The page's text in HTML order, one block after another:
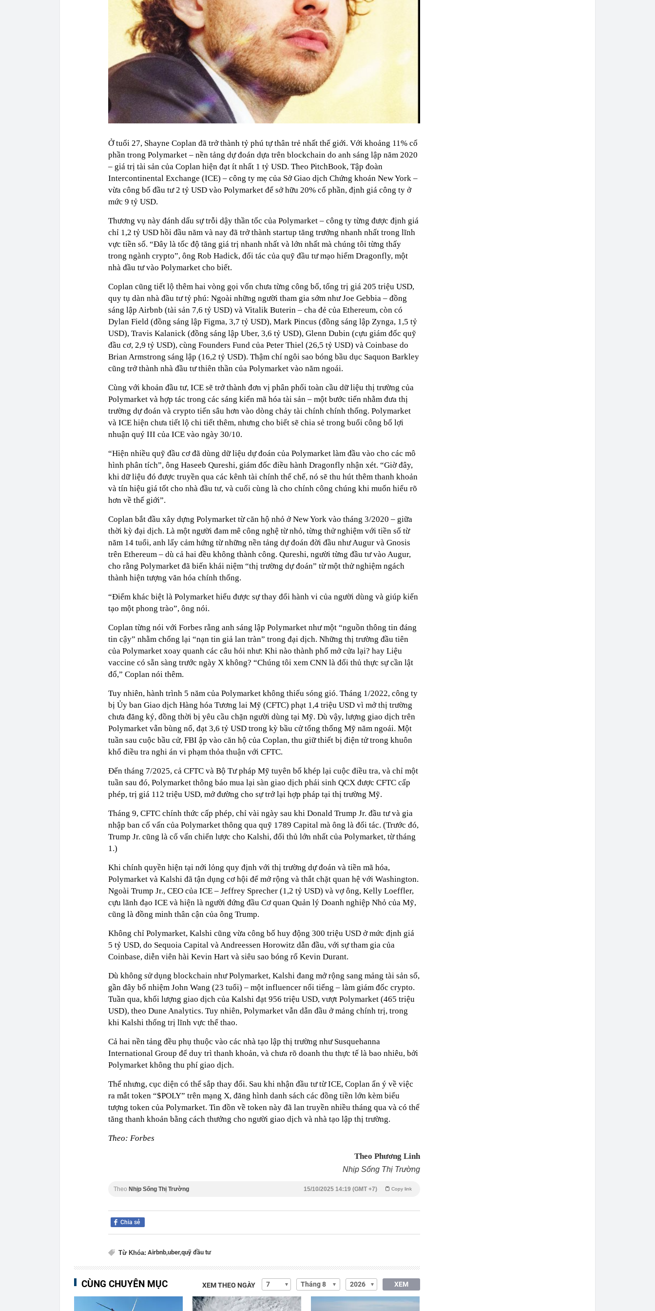
Ở tuổi 27, Shayne Coplan đã trở thành tỷ phú tự thân trẻ nhất thế giới. Với khoảng 11% cổ
phần trong Polymarket – nền tảng dự đoán dựa trên blockchain do anh sáng lập năm 2020
– giá trị tài sản của Coplan hiện đạt ít nhất 1 tỷ USD. Theo PitchBook, Tập đoàn
Intercontinental Exchange (ICE) – công ty mẹ của Sở Giao dịch Chứng khoán New York –
vừa công bố đầu tư 2 tỷ USD vào Polymarket để sở hữu 20% cổ phần, định giá công ty ở
mức 9 tỷ USD.
Thương vụ này đánh dấu sự trỗi dậy thần tốc của Polymarket – công ty từng được định giá
chỉ 1,2 tỷ USD hồi đầu năm và nay đã trở thành startup tăng trưởng nhanh nhất trong lĩnh
vực tiền số. “Đây là tốc độ tăng giá trị nhanh nhất và lớn nhất mà chúng tôi từng thấy
trong ngành crypto”, ông Rob Hadick, đối tác của quỹ đầu tư mạo hiểm Dragonfly, một
nhà đầu tư vào Polymarket cho biết.
Coplan cũng tiết lộ thêm hai vòng gọi vốn chưa từng công bố, tổng trị giá 205 triệu USD,
quy tụ dàn nhà đầu tư tỷ phú: Ngoài những người tham gia sớm như Joe Gebbia – đồng
sáng lập Airbnb (tài sản 7,6 tỷ USD) và Vitalik Buterin – cha đẻ của Ethereum, còn có
Dylan Field (đồng sáng lập Figma, 3,7 tỷ USD), Mark Pincus (đồng sáng lập Zynga, 1,5 tỷ
USD), Travis Kalanick (đồng sáng lập Uber, 3,6 tỷ USD), Glenn Dubin (cựu giám đốc quỹ
đầu cơ, 2,9 tỷ USD), cùng Founders Fund của Peter Thiel (26,5 tỷ USD) và Coinbase do
Brian Armstrong sáng lập (16,2 tỷ USD). Thậm chí ngôi sao bóng bầu dục Saquon Barkley
cũng trở thành nhà đầu tư thiên thần của Polymarket vào năm ngoái.
Cùng với khoản đầu tư, ICE sẽ trở thành đơn vị phân phối toàn cầu dữ liệu thị trường của
Polymarket và hợp tác trong các sáng kiến mã hóa tài sản – một bước tiến nhằm đưa thị
trường dự đoán và crypto tiến sâu hơn vào dòng chảy tài chính chính thống. Polymarket
và ICE hiện chưa tiết lộ chi tiết thêm, nhưng cho biết sẽ chia sẻ trong buổi công bố lợi
nhuận quý III của ICE vào ngày 30/10.
“Hiện nhiều quỹ đầu cơ đã dùng dữ liệu dự đoán của Polymarket làm đầu vào cho các mô
hình phân tích”, ông Haseeb Qureshi, giám đốc điều hành Dragonfly nhận xét. “Giờ đây,
khi dữ liệu đó được truyền qua các kênh tài chính thể chế, nó sẽ thu hút thêm thanh khoản
và tín hiệu giá tốt cho nhà đầu tư, và cuối cùng là cho chính công chúng khi muốn hiểu rõ
hơn về thế giới”.
Coplan bắt đầu xây dựng Polymarket từ căn hộ nhỏ ở New York vào tháng 3/2020 – giữa
thời kỳ đại dịch. Là một người đam mê công nghệ từ nhỏ, từng thử nghiệm với tiền số từ
năm 14 tuổi, anh lấy cảm hứng từ những nền tảng dự đoán đời đầu như Augur và Gnosis
trên Ethereum – dù cả hai đều không thành công. Qureshi, người từng đầu tư vào Augur,
cho rằng Polymarket đã biến khái niệm “thị trường dự đoán” từ một thử nghiệm ngách
thành hiện tượng văn hóa chính thống.
“Điểm khác biệt là Polymarket hiểu được sự thay đổi hành vi của người dùng và giúp kiến
tạo một phong trào”, ông nói.
Coplan từng nói với Forbes rằng anh sáng lập Polymarket như một “nguồn thông tin đáng
tin cậy” nhằm chống lại “nạn tin giả lan tràn” trong đại dịch. Những thị trường đầu tiên
của Polymarket xoay quanh các câu hỏi như: Khi nào thành phố mở cửa lại? hay Liệu
vaccine có sẵn sàng trước ngày X không? “Chúng tôi xem CNN là đối thủ thực sự cần lật
đổ,” Coplan nói thêm.
Tuy nhiên, hành trình 5 năm của Polymarket không thiếu sóng gió. Tháng 1/2022, công ty
bị Ủy ban Giao dịch Hàng hóa Tương lai Mỹ (CFTC) phạt 1,4 triệu USD vì mở thị trường
chưa đăng ký, đồng thời bị yêu cầu chặn người dùng tại Mỹ. Dù vậy, lượng giao dịch trên
Polymarket vẫn bùng nổ, đạt 3,6 tỷ USD trong kỳ bầu cử tổng thống Mỹ năm ngoái. Một
tuần sau cuộc bầu cử, FBI ập vào căn hộ của Coplan, thu giữ thiết bị điện tử trong khuôn
khổ điều tra nghi án vi phạm thỏa thuận với CFTC.
Đến tháng 7/2025, cả CFTC và Bộ Tư pháp Mỹ tuyên bố khép lại cuộc điều tra, và chỉ một
tuần sau đó, Polymarket thông báo mua lại sàn giao dịch phái sinh QCX được CFTC cấp
phép, trị giá 112 triệu USD, mở đường cho sự trở lại hợp pháp tại thị trường Mỹ.
Tháng 9, CFTC chính thức cấp phép, chỉ vài ngày sau khi Donald Trump Jr. đầu tư và gia
nhập ban cố vấn của Polymarket thông qua quỹ 1789 Capital mà ông là đối tác. (Trước đó,
Trump Jr. cũng là cố vấn chiến lược cho Kalshi, đối thủ lớn nhất của Polymarket, từ tháng
1.)
Khi chính quyền hiện tại nới lỏng quy định với thị trường dự đoán và tiền mã hóa,
Polymarket và Kalshi đã tận dụng cơ hội để mở rộng và thắt chặt quan hệ với Washington.
Ngoài Trump Jr., CEO của ICE – Jeffrey Sprecher (1,2 tỷ USD) và vợ ông, Kelly Loeffler,
cựu lãnh đạo ICE và hiện là người đứng đầu Cơ quan Quản lý Doanh nghiệp Nhỏ của Mỹ,
cũng là đồng minh thân cận của ông Trump.
Không chỉ Polymarket, Kalshi cũng vừa công bố huy động 300 triệu USD ở mức định giá
5 tỷ USD, do Sequoia Capital và Andreessen Horowitz dẫn đầu, với sự tham gia của
Coinbase, diễn viên hài Kevin Hart và siêu sao bóng rổ Kevin Durant.
Dù không sử dụng blockchain như Polymarket, Kalshi đang mở rộng sang mảng tài sản số,
gần đây bổ nhiệm John Wang (23 tuổi) – một influencer nổi tiếng – làm giám đốc crypto.
Tuần qua, khối lượng giao dịch của Kalshi đạt 956 triệu USD, vượt Polymarket (465 triệu
USD), theo Dune Analytics. Tuy nhiên, Polymarket vẫn dẫn đầu ở mảng chính trị, trong
khi Kalshi thống trị lĩnh vực thể thao.
Cả hai nền tảng đều phụ thuộc vào các nhà tạo lập thị trường như Susquehanna
International Group để duy trì thanh khoản, và chưa rõ doanh thu thực tế là bao nhiêu, bởi
Polymarket không thu phí giao dịch.
Thế nhưng, cục diện có thể sắp thay đổi. Sau khi nhận đầu tư từ ICE, Coplan ẩn ý về việc
ra mắt token “$POLY” trên mạng X, đăng hình danh sách các đồng tiền lớn kèm biểu
tượng token của Polymarket. Tin đồn về token này đã lan truyền nhiều tháng qua và có thể
tăng thanh khoản bằng cách thưởng cho người giao dịch và nhà tạo lập thị trường.
Theo: Forbes
Theo Phương Linh
Nhịp Sống Thị Trường
Theo Nhịp Sống Thị Trường Copy link
15/10/2025 14:19 (GMT +7)
Chia sẻ
Từ Khóa: Airbnb,uber,quỹ đầu tư
CÙNG CHUYÊN MỤC XEM THEO NGÀY XEM